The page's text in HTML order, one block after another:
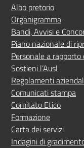
Albo pretorio
Organigramma
Bandi, Avvisi e
Piano nazionale di
Personale a
Sostieni l’Ausl
Regolamenti
Comunicati stampa
Comitato Etico
Formazione
Carta dei servizi
Indagini di